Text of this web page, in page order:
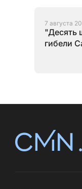
7 августа
"Десять
гибели